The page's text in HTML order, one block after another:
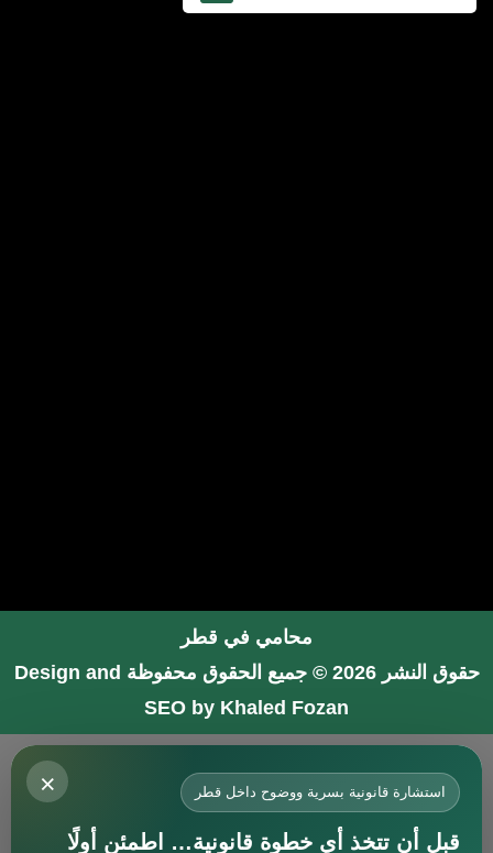
محامي في قطر
حقوق النشر 2026 © جميع الحقوق محفوظة
Design and
SEO by Khaled Fozan
× استشارة قانونية بسرية ووضوح داخل قطر
قبل أن تتخذ أي خطوة قانونية… اطمئن أولًا
محامي في جدة
محامي في الرياض شاطر
محامي في المدينة المنورة